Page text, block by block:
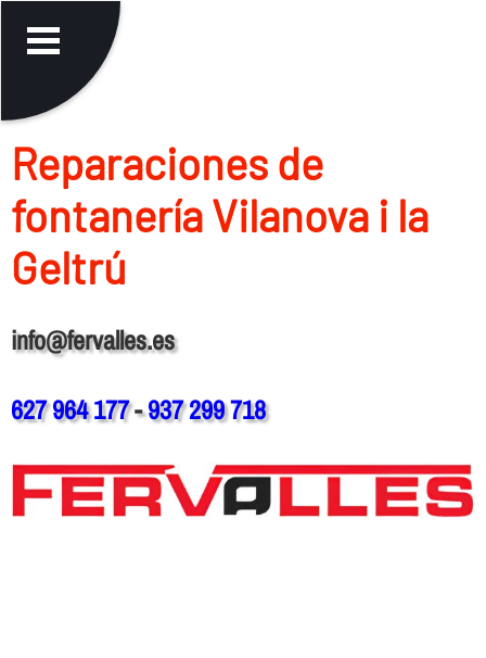
Reparaciones de
fontanerí­a Vilanova i la
Geltrú
info@fervalles.es
627 964 177-937 299 718